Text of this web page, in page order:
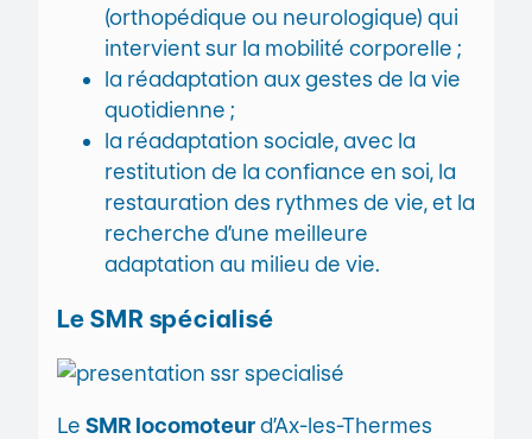
(orthopédique ou neurologique) qui
intervient sur la mobilité corporelle ;
la réadaptation aux gestes de la vie
quotidienne ;
la réadaptation sociale, avec la
restitution de la confiance en soi, la
restauration des rythmes de vie, et la
recherche d’une meilleure
adaptation au milieu de vie.
Le SMR spécialisé
Le SMR locomoteurd’Ax-les-Thermes